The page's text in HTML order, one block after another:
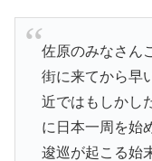
佐原のみなさん
街に来てから早
近ではもしかし
に日本一周を始
逡巡が起こる始